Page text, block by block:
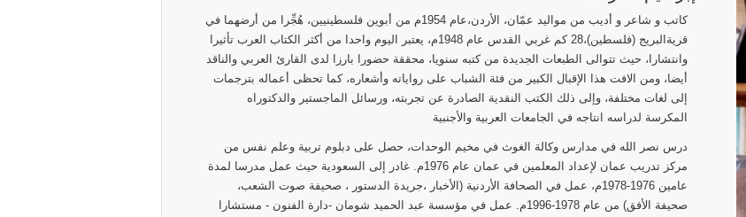
كاتب و شاعر و أديب من مواليد عمّان، الأردن،عام 1954م من أبوين فلسطينيين، هُجِّرا من أرضهما في
قريةالبريج (فلسطين)،28 كم غربي القدس عام 1948م، يعتبر اليوم واحدا من أكثر الكتاب العرب تأثيرا
وانتشارا، حيث تتوالى الطبعات الجديدة من كتبه سنويا، محققة حضورا بارزا لدى القارئ العربي والناقد
أيضا، ومن الافت هذا الإقبال الكبير من فئة الشباب على رواياته وأشعاره، كما تحظى أعماله بترجمات
إلى لغات مختلفة، وإلى ذلك الكتب النقدية الصادرة عن تجربته، ورسائل الماجستير والدكتوراه
المكرسة لدراسه انتاجه في الجامعات العربية والأجنبية
درس نصر الله في مدارس وكالة الغوث في مخيم الوحدات، حصل على دبلوم تربية وعلم نفس من
مركز تدريب عمان لإعداد المعلمين في عمان عام 1976م. غادر إلى السعودية حيث عمل مدرسا لمدة
عامين 1976-1978م، عمل في الصحافة الأردنية (الأخبار ،جريدة الدستور ، صحيفة صوت الشعب،
صحيفة الأفق) من عام 1978-1996م. عمل في مؤسسة عبد الحميد شومان -دارة الفنون - مستشارا